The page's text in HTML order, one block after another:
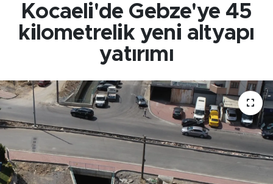
Kocaeli'de Gebze'ye 45
kilometrelik yeni altyapı
yatırımı